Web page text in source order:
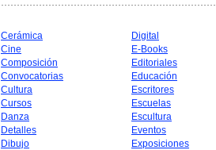
Cerámica
Cine
Composición
Convocatorias
Cultura
Cursos
Danza
Detalles
Dibujo
Digital
E-Books
Editoriales
Educación
Escritores
Escuelas
Escultura
Eventos
Exposiciones